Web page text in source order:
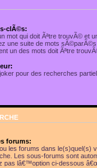
clÃ©s:
mot qui doit Ãªtre trouvÃ© et
une suite de mots
un des mots doit Ãªtre
pour des recherches
forums:
les forums dans le(s)quel(s)
Les sous-forums sont
pas lâ€™option ci-dessous